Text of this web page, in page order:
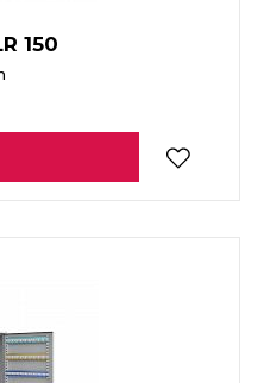
150